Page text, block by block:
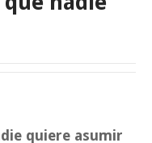
quiere asumir